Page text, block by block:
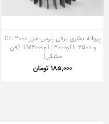
پروانه بخاری برقی پارس خزر CH 2000
و TL 2500وTL2000وTM2000 (فن
مشکی)
185,000 تومان